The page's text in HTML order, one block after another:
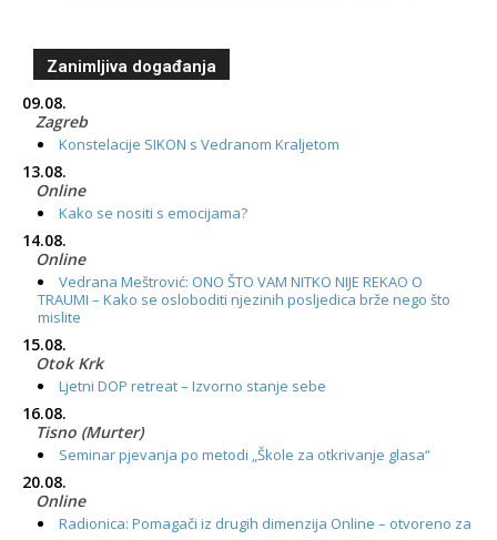
Zanimljiva događanja
09.08.
Zagreb
Konstelacije SIKON s Vedranom Kraljetom
13.08.
Online
Kako se nositi s emocijama?
14.08.
Online
Vedrana Meštrović: ONO ŠTO VAM NITKO NIJE REKAO O
TRAUMI – Kako se osloboditi njezinih posljedica brže nego što
mislite
15.08.
Otok Krk
Ljetni DOP retreat – Izvorno stanje sebe
16.08.
Tisno (Murter)
Seminar pjevanja po metodi „Škole za otkrivanje glasa“
20.08.
Online
Radionica: Pomagači iz drugih dimenzija Online – otvoreno za